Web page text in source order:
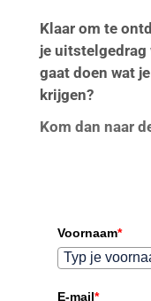
Klaar om te
je uitstelgedrag
gaat doen wat
krijgen?
Kom dan naar
Voornaam*
E-mail*